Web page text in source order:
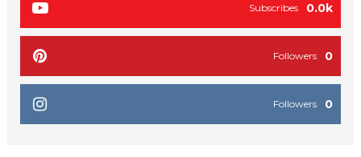
0.0k
Subscribes
0
Followers
0
Followers